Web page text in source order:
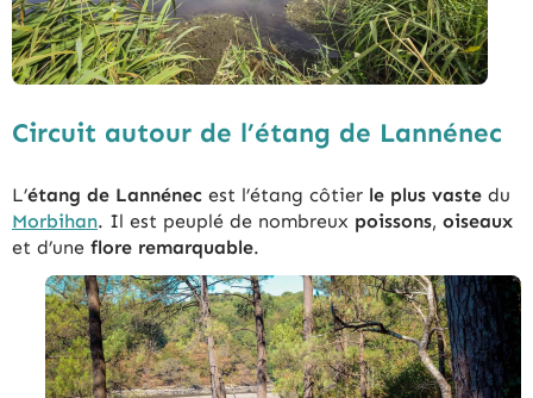
Circuit autour de l’étang de Lannénec
L’étang de Lannénec est l’étang côtier le plus vaste du
Morbihan. Il est peuplé de nombreux poissons, oiseaux
et d’une flore remarquable.